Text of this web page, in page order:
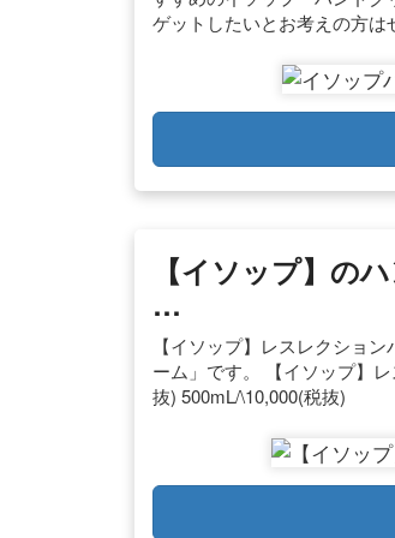
ゲットしたいとお考えの方
【イソップ】の
…
【イソップ】レスレクショ
ーム」です。 【イソップ】
抜) 500mL/\10,000(税抜)